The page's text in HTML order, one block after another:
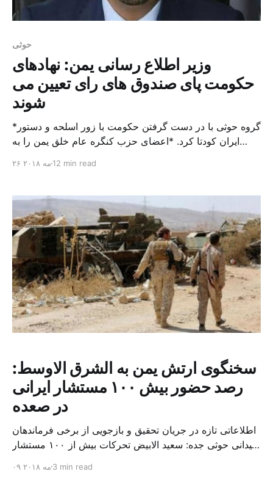
حوثی
وزیر اطلاع رسانی یمن: نهادهای
حکومت پای صندوق های رای تعیین می
شوند
*گروه حوثی با در دست گرفتن حکومت با زور اسلحه و دستور
ایران کودتا کرد. *اعضای حزب کنگره عام خلق یمن را به
تکیه گاه امن همه شهروندان یمنی است. *به سرتیپ طارق
[…]
۲۶ مه ۲۰۱۸ 12 min read
سخنگوی ارتش یمن به الشرق الاوسط:
رصد حضور بیش ۱۰۰ مستشار ایرانی
در صعده
اطلاعاتی تازه در جریان تحقیق و بازجویی از برخی فرماندهان
میدانی حوثی جده: سعید الابیض تحرکات بیش از ۱۰۰ مستشار
شده است. این افراد حمایت لجستیکی و فنی و نیز تسلیحاتی
۰۹ مه ۲۰۱۸ 3 min read